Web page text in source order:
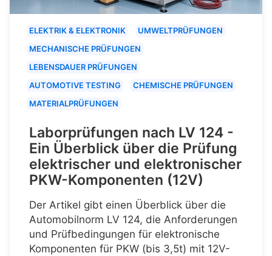
ELEKTRIK & ELEKTRONIK
UMWELTPRÜFUNGEN
MECHANISCHE PRÜFUNGEN
LEBENSDAUER PRÜFUNGEN
AUTOMOTIVE TESTING
CHEMISCHE PRÜFUNGEN
MATERIALPRÜFUNGEN
Laborprüfungen nach LV 124 -
Ein Überblick über die Prüfung
elektrischer und elektronischer
PKW-Komponenten (12V)
Der Artikel gibt einen Überblick über die
Automobilnorm LV 124, die Anforderungen
und Prüfbedingungen für elektronische
Komponenten für PKW (bis 3,5t) mit 12V-